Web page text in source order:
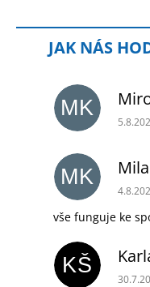
MK
MK
vše funguje ke
KŠ